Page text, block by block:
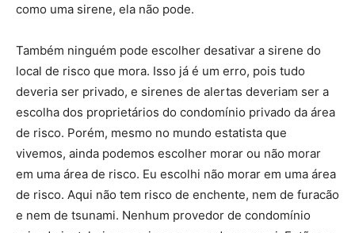
como uma sirene, ela não pode.
Também ninguém pode escolher desativar a sirene do
local de risco que mora. Isso já é um erro, pois tudo
deveria ser privado, e sirenes de alertas deveriam ser a
escolha dos proprietários do condomínio privado da área
de risco. Porém, mesmo no mundo estatista que
vivemos, ainda podemos escolher morar ou não morar
em uma área de risco. Eu escolhi não morar em uma área
de risco. Aqui não tem risco de enchente, nem de furacão
e nem de tsunami. Nenhum provedor de condomínio